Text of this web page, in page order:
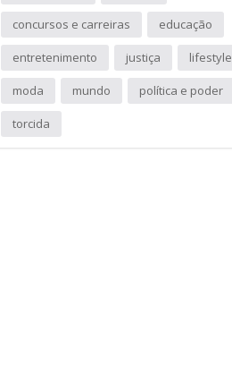
concursos e carreiras educação
entretenimento justiça lifestyle
moda mundo política e poder
torcida